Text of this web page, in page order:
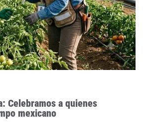
Celebramos a quienes
mexicano